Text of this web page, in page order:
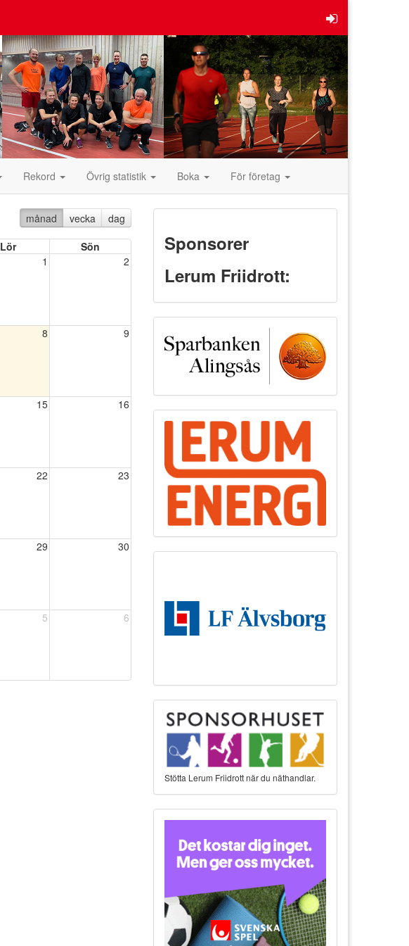
Rekord Övrig statistik Boka För företag
månad vecka
dag
Lör
Sön
1 2
8 9
15 16
22 23
29 30
5 6
Sponsorer
Lerum Friidrott:
Stötta Lerum Friidrott när du näthandlar.